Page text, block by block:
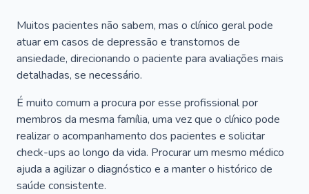
Muitos pacientes não sabem, mas o clínico geral pode
atuar em casos de depressão e transtornos de
ansiedade, direcionando o paciente para avaliações mais
detalhadas, se necessário.
É muito comum a procura por esse profissional por
membros da mesma família, uma vez que o clínico pode
realizar o acompanhamento dos pacientes e solicitar
check-ups ao longo da vida. Procurar um mesmo médico
ajuda a agilizar o diagnóstico e a manter o histórico de
saúde consistente.